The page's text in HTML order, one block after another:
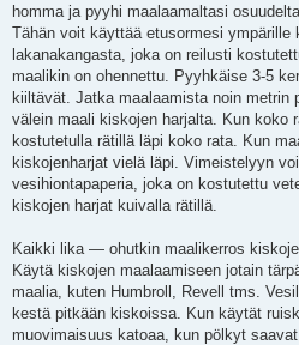
homma ja pyyhi maalaamaltasi
Tähän voit käyttää etusormesi ympärille
lakanakangasta, joka on reilusti
maalikin on ohennettu. Pyyhkäise 3-5
kiiltävät. Jatka maalaamista noin metrin
välein maali kiskojen harjalta. Kun koko
kostutetulla rätillä läpi koko rata. Kun
kiskojenharjat vielä läpi. Vimeistelyyn
vesihiontapaperia, joka on kostutettu
kiskojen harjat kuivalla rätillä.
Kaikki lika — ohutkin maalikerros
Käytä kiskojen maalaamiseen jotain
maalia, kuten Humbroll, Revell tms.
kestä pitkään kiskoissa. Kun käytät
muovimaisuus katoaa, kun pölkyt